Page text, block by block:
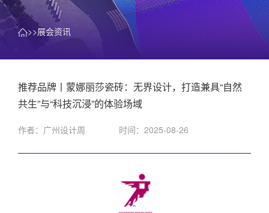
>>展会资讯
推荐品牌丨蒙娜丽莎瓷砖：无界设计，打造兼具“自然
共生”与“科技沉浸”的体验场域 ​
作者：广州设计周 时间：2025-08-26